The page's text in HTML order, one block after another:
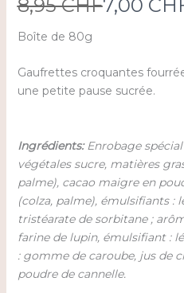
a
8,95 CHF7,00
Boîte de 80g
Gaufrettes croquantes
une petite pause sucrée.
Ingrédients:Enrobage
végétales sucre, matières
palme), cacao maigre en
(colza, palme), émulsifiants :
tristéarate de sorbitane ;
farine de lupin, émulsifiant :
: gomme de caroube, jus de
poudre de cannelle.